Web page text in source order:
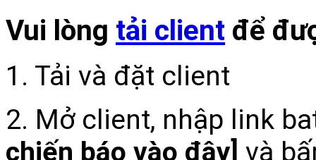
Vui lòng tải client để
1. Tải và đặt client
2. Mở client, nhập link
chiến báo vào đây] và